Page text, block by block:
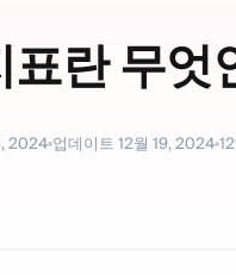
표란 무엇
2024 업데이트 12월 19, 2024